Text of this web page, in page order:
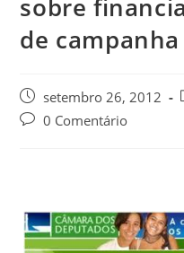
sobre
de campanha
setembro 26, 2012
0 Comentário